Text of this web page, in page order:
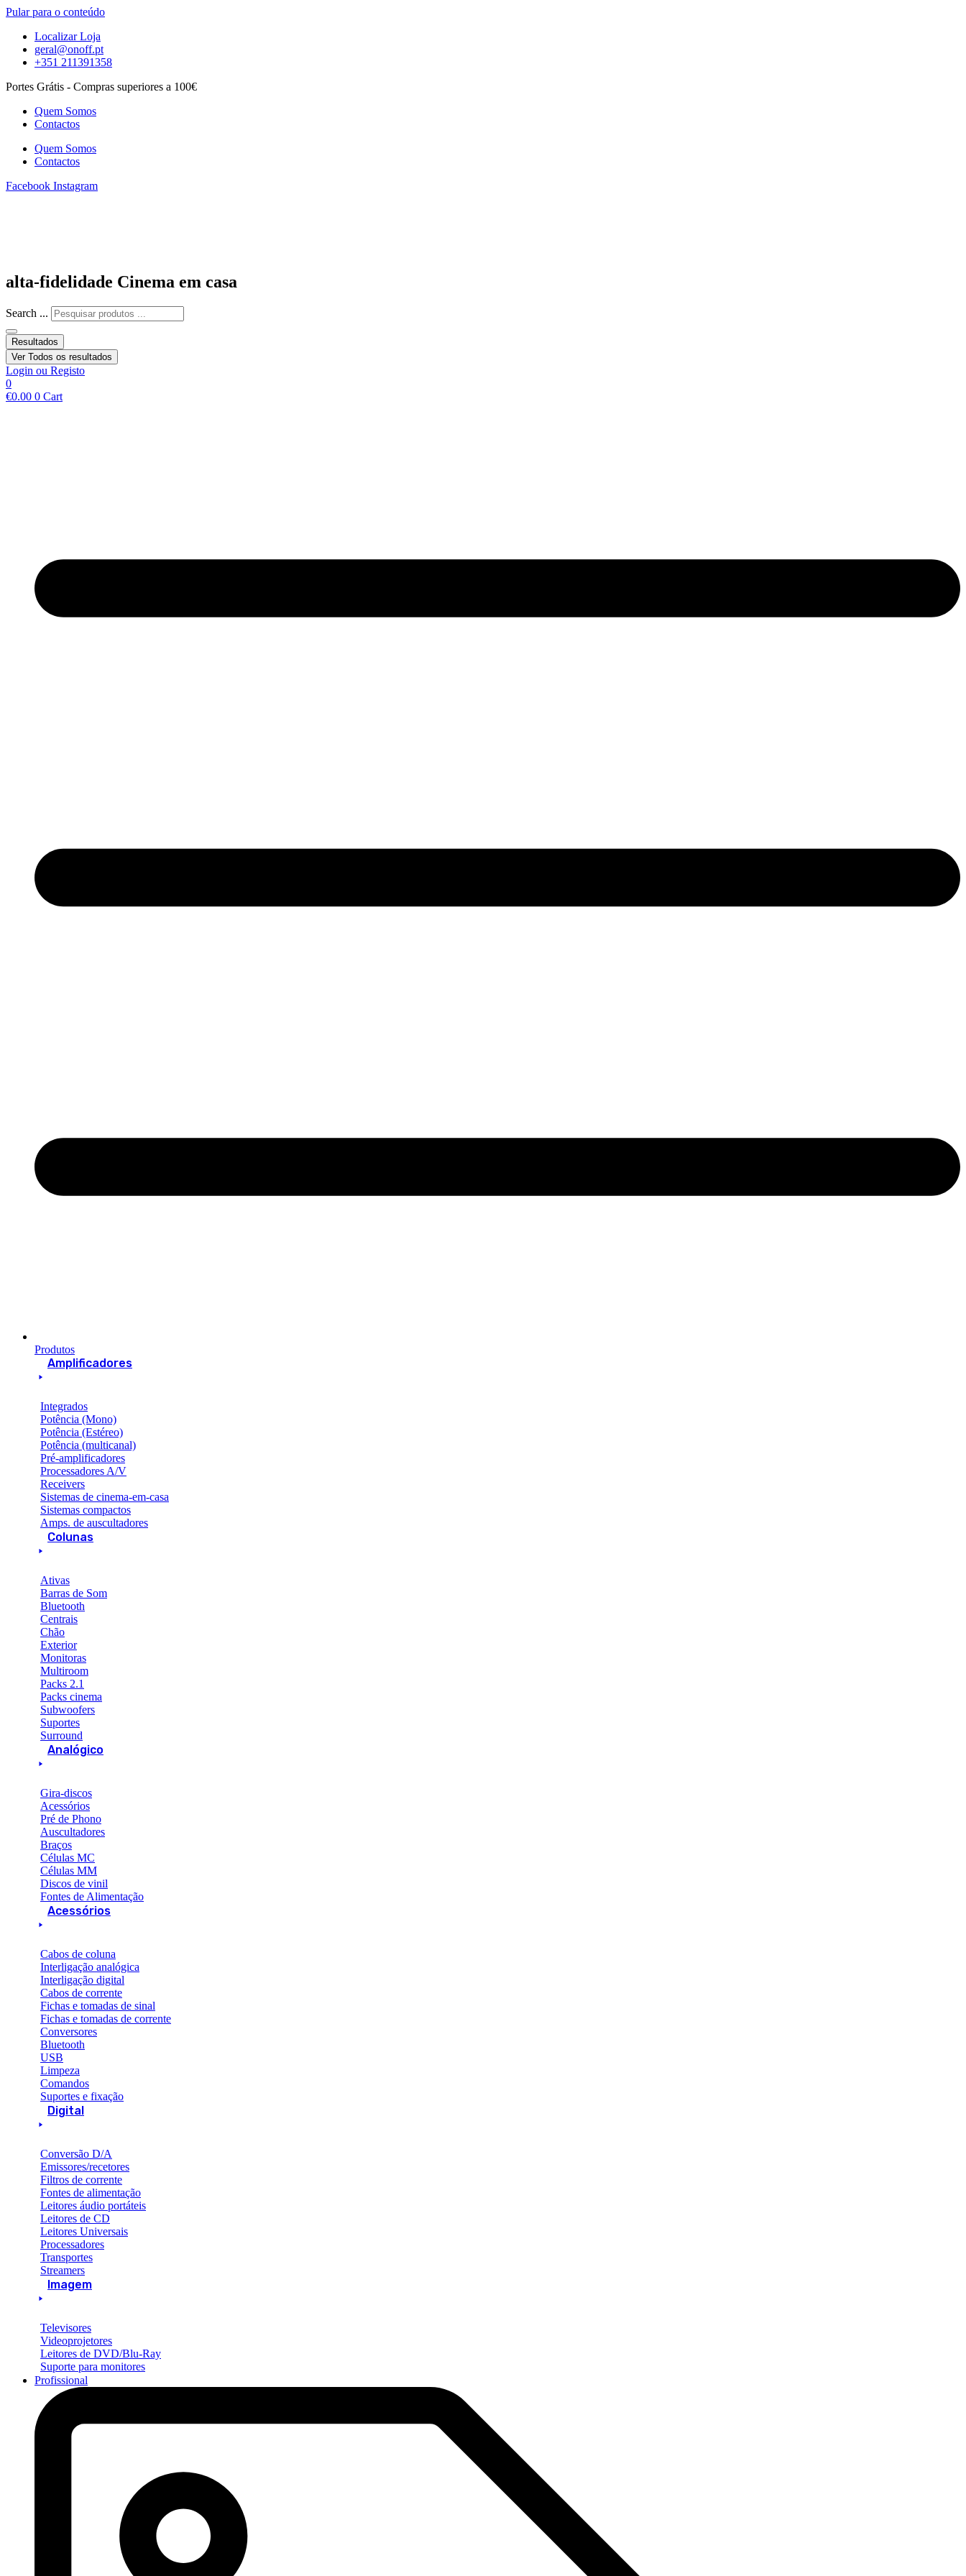
Pular para o conteúdo
Localizar Loja
geral@onoff.pt
+351 211391358
Portes Grátis - Compras superiores a 100€
Quem Somos
Contactos
Quem Somos
Contactos
Facebook Instagram
alta-fidelidade Cinema em casa
Search ...
Resultados
Ver Todos os resultados
Login ou Registo
0
€0.00 0 Cart
Produtos
Amplificadores
Integrados
Potência (Mono)
Potência (Estéreo)
Potência (multicanal)
Pré-amplificadores
Processadores A/V
Receivers
Sistemas de cinema-em-casa
Sistemas compactos
Amps. de auscultadores
Colunas
Ativas
Barras de Som
Bluetooth
Centrais
Chão
Exterior
Monitoras
Multiroom
Packs 2.1
Packs cinema
Subwoofers
Suportes
Surround
Analógico
Gira-discos
Acessórios
Pré de Phono
Auscultadores
Braços
Células MC
Células MM
Discos de vinil
Fontes de Alimentação
Acessórios
Cabos de coluna
Interligação analógica
Interligação digital
Cabos de corrente
Fichas e tomadas de sinal
Fichas e tomadas de corrente
Conversores
Bluetooth
USB
Limpeza
Comandos
Suportes e fixação
Digital
Conversão D/A
Emissores/recetores
Filtros de corrente
Fontes de alimentação
Leitores áudio portáteis
Leitores de CD
Leitores Universais
Processadores
Transportes
Streamers
Imagem
Televisores
Videoprojetores
Leitores de DVD/Blu-Ray
Suporte para monitores
Profissional